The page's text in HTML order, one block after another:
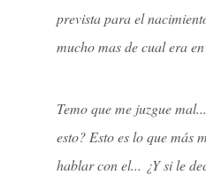
prevista para el
mucho mas de cual era
Temo que me juzgue
esto? Esto es lo que más
hablar con el... ¿Y si le